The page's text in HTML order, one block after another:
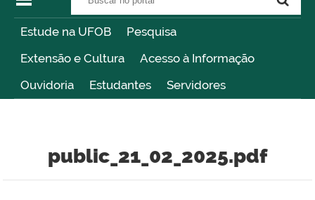
Estude na UFOB
Pesquisa
Extensão e Cultura
Acesso à Informação
Ouvidoria
Estudantes Servidores
public_21_02_2025.pdf